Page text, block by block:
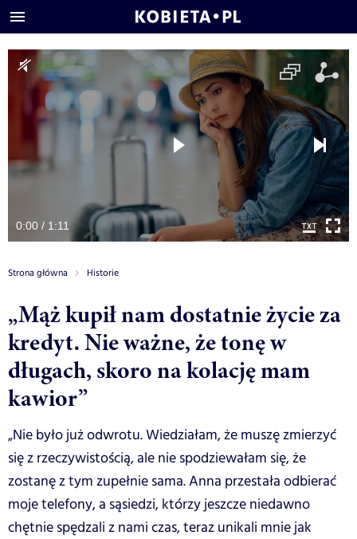
0:00 / 1:11
Strona główna Historie
„Mąż kupił nam dostatnie życie za
kredyt. Nie ważne, że tonę w
długach, skoro na kolację mam
kawior”
„Nie było już odwrotu. Wiedziałam, że muszę zmierzyć
się z rzeczywistością, ale nie spodziewałam się, że
zostanę z tym zupełnie sama. Anna przestała odbierać
moje telefony, a sąsiedzi, którzy jeszcze niedawno
chętnie spędzali z nami czas, teraz unikali mnie jak